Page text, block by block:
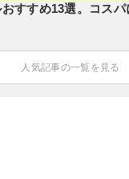
すすめ13選。コス
人気記事の一覧を見る